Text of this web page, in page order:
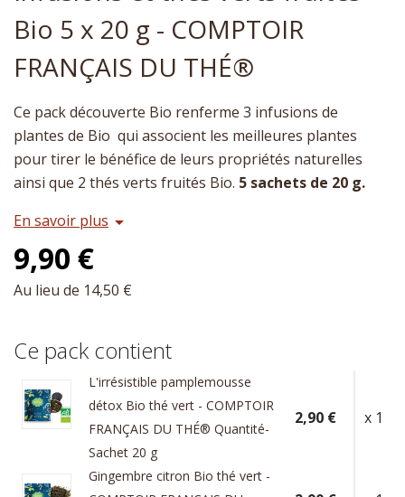
Bio 5 x 20 g - COMPTOIR
FRANÇAIS DU THÉ®
Ce pack découverte Bio renferme 3 infusions de
plantes de Bio qui associent les meilleures plantes
pour tirer le bénéfice de leurs propriétés naturelles
ainsi que 2 thés verts fruités Bio. 5 sachets de 20 g.
En savoir plus arrow_drop_down
9,90 €
Au lieu de 14,50 €
Ce pack contient
L'irrésistible pamplemousse
détox Bio thé vert - COMPTOIR
FRANÇAIS DU THÉ® Quantité-
Sachet 20 g
2,90 € x 1
Gingembre citron Bio thé vert -